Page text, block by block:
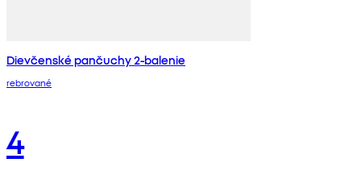
Dievčenské pančuchy 2-balenie
rebrované
4